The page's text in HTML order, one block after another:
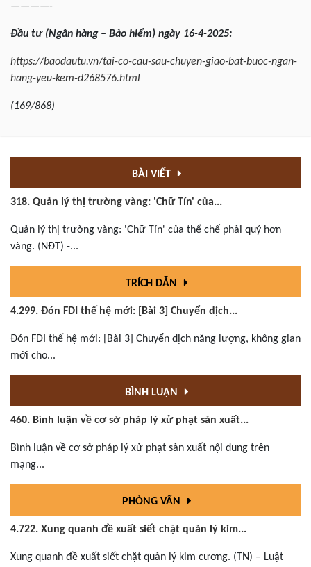
————-
Đầu tư(Ngân hàng – Bảo hiểm) ngày 16-4-2025:
https://baodautu.vn/tai-co-cau-sau-chuyen-giao-bat-buoc-ngan-
hang-yeu-kem-d268576.html
(169/868)
BÀI VIẾT
318. Quản lý thị trường vàng: 'Chữ Tín' của...
Quản lý thị trường vàng: 'Chữ Tín' của thể chế phải quý hơn
vàng. (NĐT) -...
TRÍCH DẪN
4.299. Đón FDI thế hệ mới: [Bài 3] Chuyển dịch...
Đón FDI thế hệ mới: [Bài 3] Chuyển dịch năng lượng, không gian
mới cho...
BÌNH LUẬN
460. Bình luận về cơ sở pháp lý xử phạt sản xuất...
Bình luận về cơ sở pháp lý xử phạt sản xuất nội dung trên
mạng...
PHỎNG VẤN
4.722. Xung quanh đề xuất siết chặt quản lý kim...
Xung quanh đề xuất siết chặt quản lý kim cương. (TN) – Luật